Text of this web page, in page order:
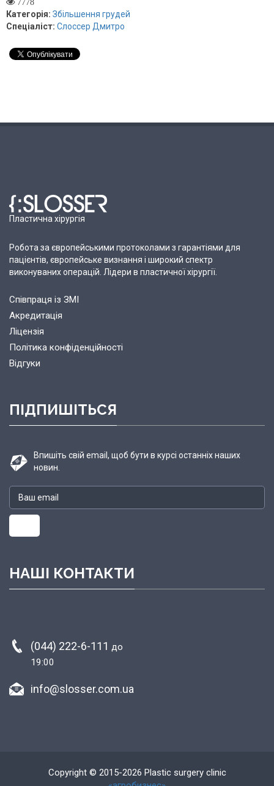
7778
Категорія: Збільшення грудей
Спеціаліст: Слоссер Дмитро
Пластична хірургія
Робота за європейськими протоколами з гарантіями для
пацієнтів, європейське визнання і широкий спектр
виконуваних операцій. Лідери в пластичної хірургії.
Співпраця із ЗМІ
Акредитація
Ліцензія
Політика конфіденційності
Відгуки
ПІДПИШІТЬСЯ
Впишіть свій email, щоб бути в курсі останніх наших
новин.
НАШІ КОНТАКТИ
(044) 222-6-111 до
19:00
info@slosser.com.ua
Copyright © 2015-2026 Plastic surgery clinic